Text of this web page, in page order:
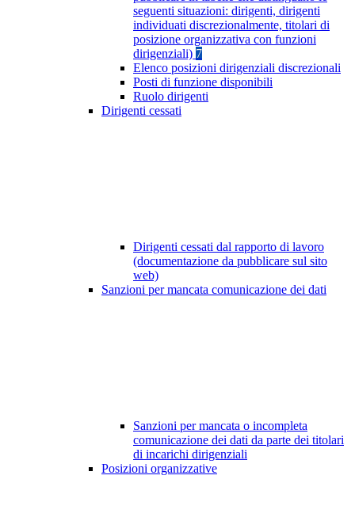
seguenti situazioni: dirigenti, dirigenti
individuati discrezionalmente, titolari di
posizione organizzativa con funzioni
dirigenziali) 7
Elenco posizioni dirigenziali discrezionali
Posti di funzione disponibili
Ruolo dirigenti
Dirigenti cessati
Dirigenti cessati dal rapporto di lavoro
(documentazione da pubblicare sul sito
web)
Sanzioni per mancata comunicazione dei dati
Sanzioni per mancata o incompleta
comunicazione dei dati da parte dei titolari
di incarichi dirigenziali
Posizioni organizzative